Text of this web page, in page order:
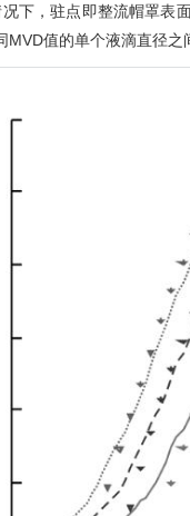
下，驻点即整流帽罩表
MVD值的单个液滴直径之